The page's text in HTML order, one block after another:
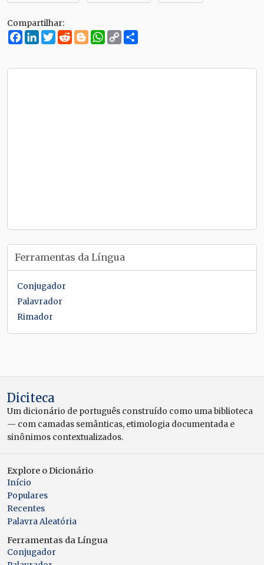
Compartilhar:
Facebook
LinkedIn
Twitter
RedditBloggerWhatsApp
Copy
Link
Ferramentas da Língua
Conjugador
Palavrador
Rimador
Diciteca
Um dicionário de português construído como uma biblioteca
— com camadas semânticas, etimologia documentada e
sinônimos contextualizados.
Explore o Dicionário
Início
Populares
Recentes
Palavra Aleatória
Ferramentas da Língua
Conjugador